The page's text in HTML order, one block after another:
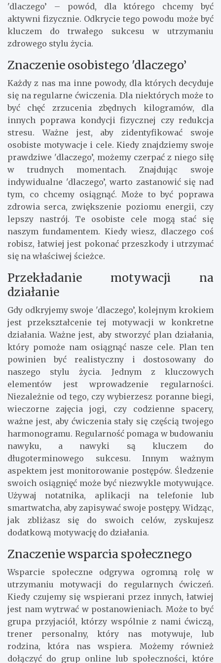
'dlaczego’ – powód, dla którego chcemy być
aktywni fizycznie. Odkrycie tego powodu może być
kluczem do trwałego sukcesu w utrzymaniu
zdrowego stylu życia.
Znaczenie osobistego 'dlaczego’
Każdy z nas ma inne powody, dla których decyduje
się na regularne ćwiczenia. Dla niektórych może to
być chęć zrzucenia zbędnych kilogramów, dla
innych poprawa kondycji fizycznej czy redukcja
stresu. Ważne jest, aby zidentyfikować swoje
osobiste motywacje i cele. Kiedy znajdziemy swoje
prawdziwe 'dlaczego’, możemy czerpać z niego siłę
w trudnych momentach. Znajdując swoje
indywidualne 'dlaczego’, warto zastanowić się nad
tym, co chcemy osiągnąć. Może to być poprawa
zdrowia serca, zwiększenie poziomu energii, czy
lepszy nastrój. Te osobiste cele mogą stać się
naszym fundamentem. Kiedy wiesz, dlaczego coś
robisz, łatwiej jest pokonać przeszkody i utrzymać
się na właściwej ścieżce.
Przekładanie motywacji na
działanie
Gdy odkryjemy swoje 'dlaczego’, kolejnym krokiem
jest przekształcenie tej motywacji w konkretne
działania. Ważne jest, aby stworzyć plan działania,
który pomoże nam osiągnąć nasze cele. Plan ten
powinien być realistyczny i dostosowany do
naszego stylu życia. Jednym z kluczowych
elementów jest wprowadzenie regularności.
Niezależnie od tego, czy wybierzesz poranne biegi,
wieczorne zajęcia jogi, czy codzienne spacery,
ważne jest, aby ćwiczenia stały się częścią twojego
harmonogramu. Regularność pomaga w budowaniu
nawyku, a nawyki są kluczem do
długoterminowego sukcesu. Innym ważnym
aspektem jest monitorowanie postępów. Śledzenie
swoich osiągnięć może być niezwykle motywujące.
Używaj notatnika, aplikacji na telefonie lub
smartwatcha, aby zapisywać swoje postępy. Widząc,
jak zbliżasz się do swoich celów, zyskujesz
dodatkową motywację do działania.
Znaczenie wsparcia społecznego
Wsparcie społeczne odgrywa ogromną rolę w
utrzymaniu motywacji do regularnych ćwiczeń.
Kiedy czujemy się wspierani przez innych, łatwiej
jest nam wytrwać w postanowieniach. Może to być
grupa przyjaciół, którzy wspólnie z nami ćwiczą,
trener personalny, który nas motywuje, lub
rodzina, która nas wspiera. Możemy również
dołączyć do grup online lub społeczności, które